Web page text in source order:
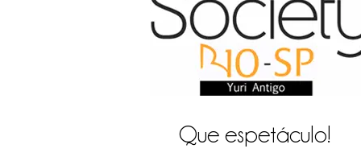
Que espetáculo!